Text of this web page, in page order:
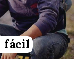
fácil